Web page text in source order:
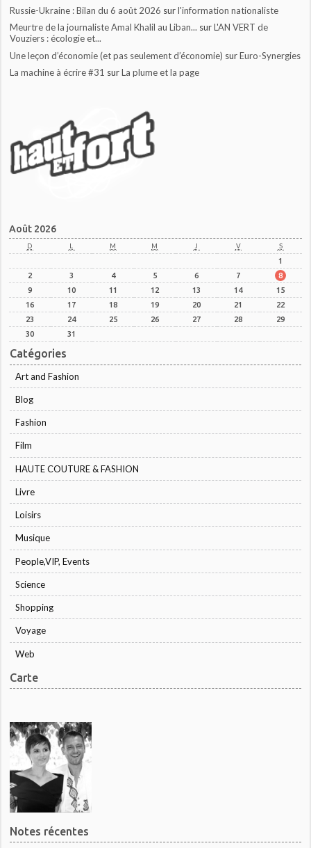
Russie-Ukraine : Bilan du 6 août 2026 surl'information nationaliste
Meurtre de la journaliste Amal Khalil au Liban... surL'AN VERT de
Vouziers : écologie et...
Une leçon d’économie (et pas seulement d’économie) surEuro-Synergies
La machine à écrire #31 surLa plume et la page
Août 2026
D L M M J V S
1
2
3 4 5 6 7
8
9
10 11 12 13 14
15
16
17 18 19 20 21
22
23
24 25 26 27 28
29
30
31
Catégories
Art and Fashion
Blog
Fashion
Film
HAUTE COUTURE & FASHION
Livre
Loisirs
Musique
People,VIP, Events
Science
Shopping
Voyage
Web
Carte
Notes récentes